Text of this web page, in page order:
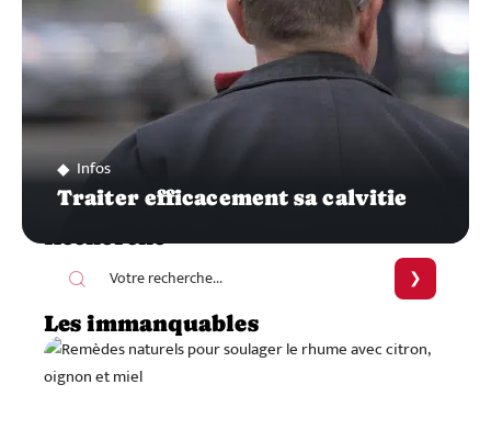
Infos
Traiter efficacement sa calvitie
Recherche
Les immanquables